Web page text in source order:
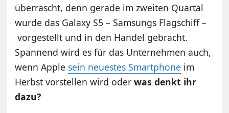
überrascht, denn gerade im zweiten Quartal
wurde das Galaxy S5 – Samsungs Flagschiff –
vorgestellt und in den Handel gebracht.
Spannend wird es für das Unternehmen auch,
wenn Apple sein neuestes Smartphone im
Herbst vorstellen wird oderwas denkt ihr
dazu?